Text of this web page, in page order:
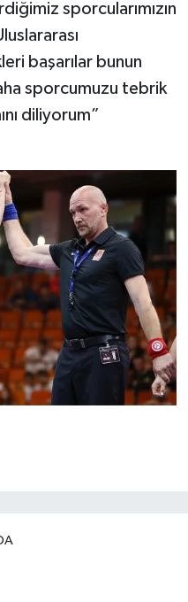
sporcularımızın
başarılar bunun
sporcumuzu tebrik
diliyorum”